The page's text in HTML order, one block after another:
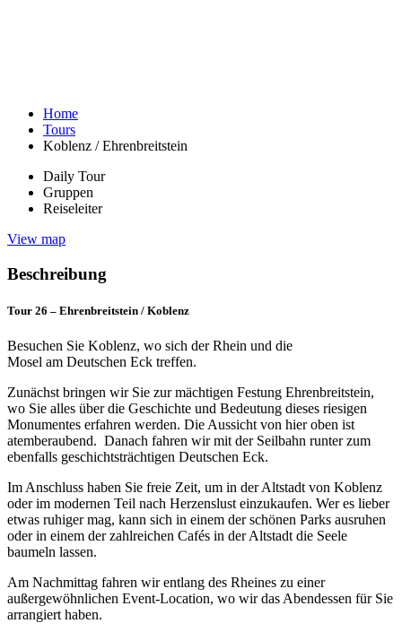
Home
Tours
Koblenz / Ehrenbreitstein
Daily Tour
Gruppen
Reiseleiter
View map
Beschreibung
Tour 26 – Ehrenbreitstein / Koblenz
Besuchen Sie Koblenz, wo sich der Rhein und die
Mosel am Deutschen Eck treffen.
Zunächst bringen wir Sie zur mächtigen Festung Ehrenbreitstein,
wo Sie alles über die Geschichte und Bedeutung dieses riesigen
Monumentes erfahren werden. Die Aussicht von hier oben ist
atemberaubend. Danach fahren wir mit der Seilbahn runter zum
ebenfalls geschichtsträchtigen Deutschen Eck.
Im Anschluss haben Sie freie Zeit, um in der Altstadt von Koblenz
oder im modernen Teil nach Herzenslust einzukaufen. Wer es lieber
etwas ruhiger mag, kann sich in einem der schönen Parks ausruhen
oder in einem der zahlreichen Cafés in der Altstadt die Seele
baumeln lassen.
Am Nachmittag fahren wir entlang des Rheines zu einer
außergewöhnlichen Event-Location, wo wir das Abendessen für Sie
arrangiert haben.